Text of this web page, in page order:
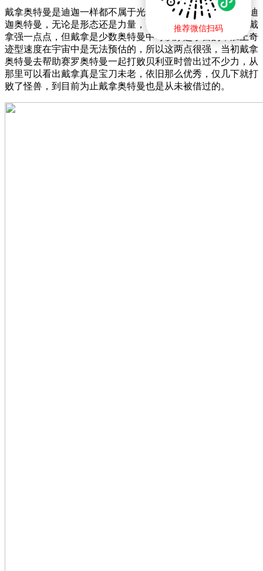
推荐微信扫码
戴拿奥特曼是迪迦一样都不属于光之国，戴拿整体非常接近迪
迦奥特曼，无论是形态还是力量，不过目前来看迪迦实力比戴
拿强一点点，但戴拿是少数奥特曼中可以穿越宇宙的，加上奇
迹型速度在宇宙中是无法预估的，所以这两点很强，当初戴拿
奥特曼去帮助赛罗奥特曼一起打败贝利亚时曾出过不少力，从
那里可以看出戴拿真是宝刀未老，依旧那么优秀，仅几下就打
败了怪兽，到目前为止戴拿奥特曼也是从未被借过的。